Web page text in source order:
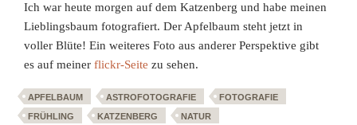
Ich war heutemorgen auf dem Katzenberg und habe meinen
Lieblingsbaum fotografiert. Der Apfelbaum steht jetzt in
voller Blüte! Ein weiteres Foto aus anderer Perspektive gibt
es auf meinerflickr-Seite zu sehen.
APFELBAUM ASTROFOTOGRAFIE
FOTOGRAFIE
FRÜHLING
KATZENBERG
NATUR